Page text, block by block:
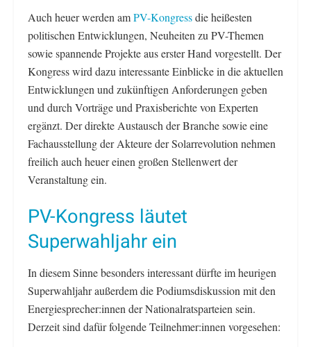
Auch heuer werden amPV-Kongressdie heißesten
politischen Entwicklungen, Neuheiten zu PV-Themen
sowie spannende Projekte aus erster Hand vorgestellt. Der
Kongress wird dazu interessante Einblicke in die aktuellen
Entwicklungen und zukünftigen Anforderungen geben
und durch Vorträge und Praxisberichte von Experten
ergänzt. Der direkte Austausch der Branche sowie eine
Fachausstellung der Akteure der Solarrevolution nehmen
freilich auch heuer einen großen Stellenwert der
Veranstaltung ein.
PV-Kongress läutet
Superwahljahr ein
In diesem Sinne besonders interessant dürfte im heurigen
Superwahljahr außerdem die Podiumsdiskussion mit den
Energiesprecher:innen der Nationalratsparteien sein.
Derzeit sind dafür folgende Teilnehmer:innen vorgesehen: